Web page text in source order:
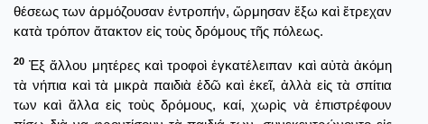
θέσεως των ἁρμόζουσαν ἐντροπήν, ὥρμησαν ἔξω καὶ ἔτρεχαν
κατὰ τρόπον ἄτακτον εἰς τοὺς δρόμους τῆς πόλεως.
20 Ἐξ ἄλλου μητέρες καὶ τροφοὶ ἐγκατέλειπαν καὶ αὐτὰ ἀκόμη
τὰ νήπια καὶ τὰ μικρὰ παιδιὰ ἐδῶ καὶ ἐκεῖ, ἀλλὰ εἰς τὰ σπίτια
των καὶ ἄλλα εἰς τοὺς δρόμους, καί, χωρὶς νὰ ἐπιστρέφουν